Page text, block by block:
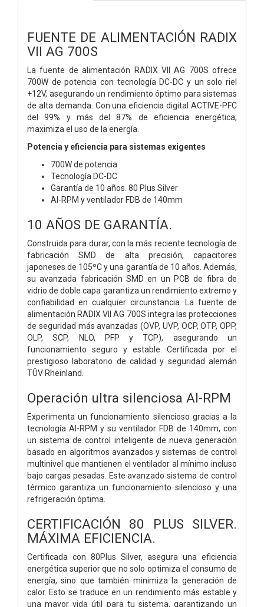
FUENTE DE ALIMENTACIÓN RADIX
VII AG 700S
La fuente de alimentación RADIX VII AG 700S ofrece
700W de potencia con tecnología DC-DC y un solo riel
+12V, asegurando un rendimiento óptimo para sistemas
de alta demanda. Con una eficiencia digital ACTIVE-PFC
del 99% y más del 87% de eficiencia energética,
maximiza el uso de la energía.
Potencia y eficiencia para sistemas exigentes
700W de potencia
Tecnología DC-DC
Garantía de 10 años. 80 Plus Silver
AI-RPM y ventilador FDB de 140mm
10 AÑOS DE GARANTÍA.
Construida para durar, con la más reciente tecnología de
fabricación SMD de alta precisión, capacitores
japoneses de 105ºC y una garantía de 10 años. Además,
su avanzada fabricación SMD en un PCB de fibra de
vidrio de doble capa garantiza un rendimiento extremo y
confiabilidad en cualquier circunstancia. La fuente de
alimentación RADIX VII AG 700S integra las protecciones
de seguridad más avanzadas (OVP, UVP, OCP, OTP, OPP,
OLP, SCP, NLO, PFP y TCP), asegurando un
funcionamiento seguro y estable. Certificada por el
prestigioso laboratorio de calidad y seguridad alemán
TÜV Rheinland.
Operación ultra silenciosa AI-RPM
Experimenta un funcionamiento silencioso gracias a la
tecnología AI-RPM y su ventilador FDB de 140mm, con
un sistema de control inteligente de nueva generación
basado en algoritmos avanzados y sistemas de control
multinivel que mantienen el ventilador al mínimo incluso
bajo cargas pesadas. Este avanzado sistema de control
térmico garantiza un funcionamiento silencioso y una
refrigeración óptima.
CERTIFICACIÓN 80 PLUS SILVER.
MÁXIMA EFICIENCIA.
Certificada con 80Plus Silver, asegura una eficiencia
energética superior que no solo optimiza el consumo de
energía, sino que también minimiza la generación de
calor. Esto se traduce en un rendimiento más estable y
una mayor vida útil para tu sistema, garantizando un